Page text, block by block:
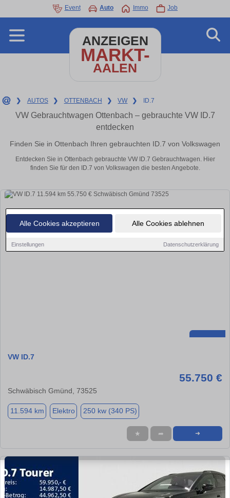
Alle Cookies akzeptieren Alle Cookies ablehnen
Einstellungen Datenschutzerklärung
Event Auto Immo Job
ANZEIGEN
MARKT-
AALEN
❯ AUTOS ❯ OTTENBACH ❯ VW ❯ ID.7
VW Gebrauchtwagen Ottenbach – gebrauchte VW ID.7
entdecken
Finden Sie in Ottenbach Ihren gebrauchten ID.7 von Volkswagen
Entdecken Sie in Ottenbach gebrauchte VW ID.7 Gebrauchtwagen. Hier
finden Sie für den ID.7 von Volkswagen die besten Angebote.
VW ID.7
55.750 €
Schwäbisch Gmünd, 73525
11.594 km Elektro 250 kw (340 PS)
★ ➦ ➜